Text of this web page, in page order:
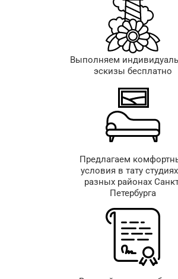
Выполняем
эскизы бесплатно
Предлагаем
условия в тату
разных районах
Петербурга